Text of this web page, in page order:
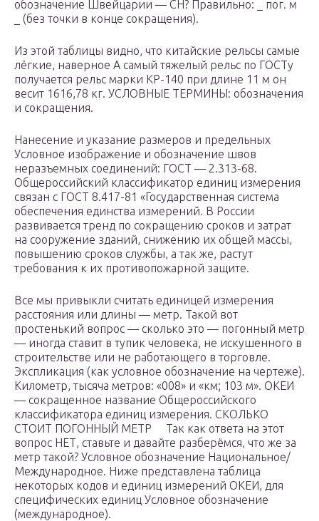
обозначение Швейцарии — СН? Правильно: _ пог. м
_ (без точки в конце сокращения).
Из этой таблицы видно, что китайские рельсы самые
лёгкие, наверное А самый тяжелый рельс по ГОСТу
получается рельс марки КР-140 при длине 11 м он
весит 1616,78 кг. УСЛОВНЫЕ ТЕРМИНЫ: обозначения
и сокращения.
Нанесение и указание размеров и предельных
Условное изображение и обозначение швов
неразъемных соединений: ГОСТ — 2.313-68.
Общероссийский классификатор единиц измерения
связан с ГОСТ 8.417-81 «Государственная система
обеспечения единства измерений. В России
развивается тренд по сокращению сроков и затрат
на сооружение зданий, снижению их общей массы,
повышению сроков службы, а так же, растут
требования к их противопожарной защите.
Все мы привыкли считать единицей измерения
расстояния или длины — метр. Такой вот
простенький вопрос — сколько это — погонный метр
— иногда ставит в тупик человека, не искушенного в
строительстве или не работающего в торговле.
Экспликация (как условное обозначение на чертеже).
Километр, тысяча метров: «008» и «км; 103 м». ОКЕИ
— сокращенное название Общероссийского
классификатора единиц измерения. СКОЛЬКО
СТОИТ ПОГОННЫЙ МЕТР ⠀ Так как ответа на этот
вопрос НЕТ, ставьте и давайте разберёмся, что же за
метр такой? Условное обозначение Национальное/
Международное. Ниже представлена таблица
некоторых кодов и единиц измерений ОКЕИ, для
специфических единиц Условное обозначение
(международное).